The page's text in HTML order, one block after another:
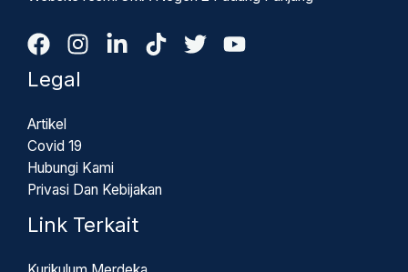
Legal
Artikel
Covid 19
Hubungi Kami
Privasi Dan Kebijakan
Link Terkait